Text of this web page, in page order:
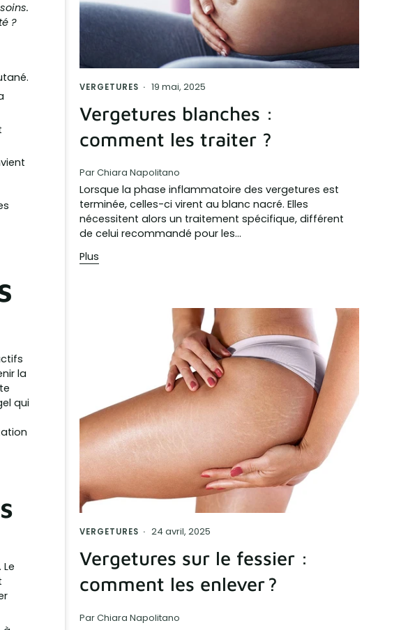
?
la
qui
VERGETURES 19 mai, 2025
Vergetures blanches :
comment les traiter ?
Par Chiara Napolitano
Lorsque la phase inflammatoire des vergetures est
terminée, celles-ci virent au blanc nacré. Elles
nécessitent alors un traitement spécifique, différent
de celui recommandé pour les...
Plus
VERGETURES 24 avril, 2025
Vergetures sur le fessier :
comment les enlever ?
Par Chiara Napolitano